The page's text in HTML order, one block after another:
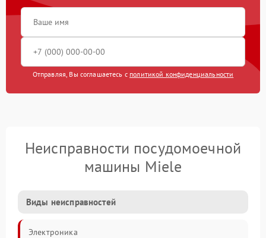
Отправляя, Вы соглашаетесь с политикой конфиденциальности
Неисправности посудомоечной
машины Miele
Виды неисправностей
Электроника